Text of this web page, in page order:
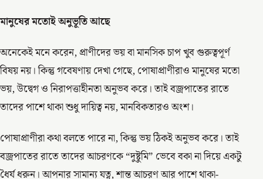
মানুষের মতোই অনুভূতি আছে
অনেকেই মনে করেন, প্রাণীদের ভয় বা মানসিক চাপ খুব গুরুত্বপূর্ণ
বিষয় নয়। কিন্তু গবেষণায় দেখা গেছে, পোষাপ্রাণীরাও মানুষের মতো
ভয়, উদ্বেগ ও নিরাপত্তাহীনতা অনুভব করে। তাই বজ্রপাতের রাতে
তাদের পাশে থাকা শুধু দায়িত্ব নয়, মানবিকতারও অংশ।
পোষাপ্রাণীরা কথা বলতে পারে না, কিন্তু ভয় ঠিকই অনুভব করে। তাই
বজ্রপাতের রাতে তাদের আচরণকে “দুষ্টুমি” ভেবে বকা না দিয়ে একটু
ধৈর্য ধরুন। আপনার সামান্য যত্ন, শান্ত আচরণ আর পাশে থাকা-